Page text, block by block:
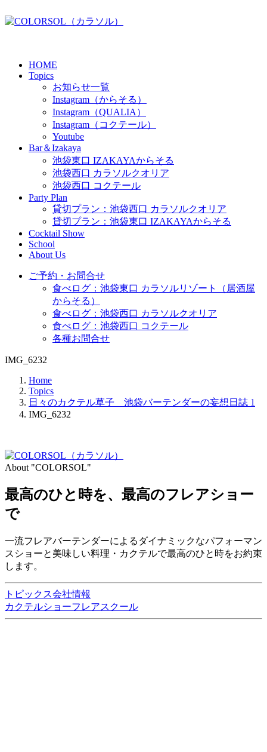
HOME
Topics
お知らせ一覧
Instagram（からそる）
Instagram（QUALIA）
Instagram（コクテール）
Youtube
Bar＆Izakaya
池袋東口 IZAKAYAからそる
池袋西口 カラソルクオリア
池袋西口 コクテール
Party Plan
貸切プラン：池袋西口 カラソルクオリア
貸切プラン：池袋東口 IZAKAYAからそる
Cocktail Show
School
About Us
ご予約・お問合せ
食べログ：池袋東口 カラソルリゾート（居酒屋
からそる）
食べログ：池袋西口 カラソルクオリア
食べログ：池袋西口 コクテール
各種お問合せ
IMG_6232
Home
Topics
日々のカクテル草子 池袋バーテンダーの妄想日誌 1
IMG_6232
About "COLORSOL"
最高のひと時を、 最高のフレアショー
で
一流フレアバーテンダーによるダイナミックなパフォーマン
スショーと美味しい料理・カクテルで最高のひと時をお約束
します。
トピックス会社情報
カクテルショーフレアスクール